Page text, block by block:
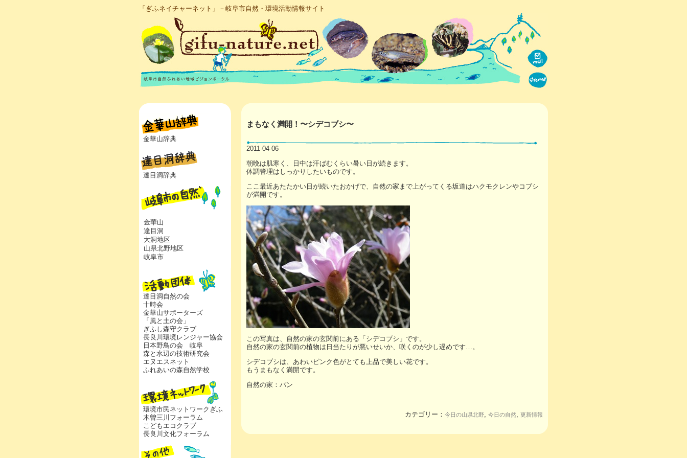
「ぎふネイチャーネット」－岐阜市自然・環境活動情報サイト
金華山辞典
達目洞辞典
金華山
達目洞
大洞地区
山県北野地区
岐阜市
達目洞自然の会
十時会
金華山サポーターズ
「風と土の会」
ぎふし森守クラブ
長良川環境レンジャー協会
日本野鳥の会 岐阜
森と水辺の技術研究会
エヌエスネット
ふれあいの森自然学校
環境市民ネットワークぎふ
木曽三川フォーラム
こどもエコクラブ
長良川文化フォーラム
まもなく満開！〜シデコブシ〜
2011-04-06
朝晩は肌寒く、日中は汗ばむくらい暑い日が続きます。
体調管理はしっかりしたいものです。
ここ最近あたたかい日が続いたおかげで、自然の家まで上がってくる坂道はハクモクレンやコブシ
が満開です。
この写真は、自然の家の玄関前にある「シデコブシ」です。
自然の家の玄関前の植物は日当たりが悪いせいか、咲くのが少し遅めです…。
シデコブシは、あわいピンク色がとても上品で美しい花です。
もうまもなく満開です。
自然の家：パン
カテゴリー： 今日の山県北野, 今日の自然, 更新情報